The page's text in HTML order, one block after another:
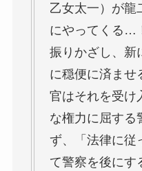
乙女太一）が龍
にやってくる…
振りかざし、新
に穏便に済ませ
官はそれを受け
な権力に屈する
ず、「法律に従
て警察を後にす